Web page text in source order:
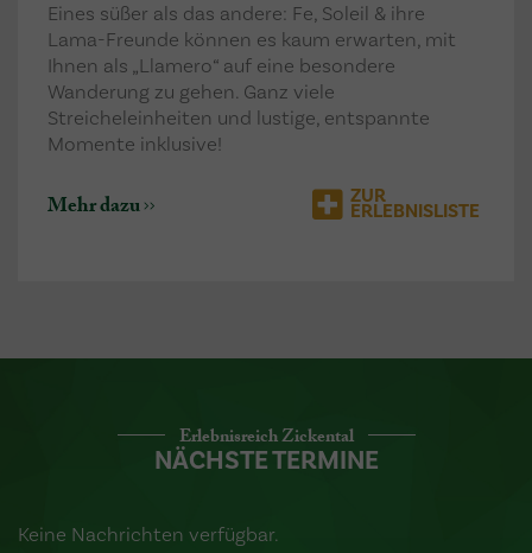
Eines süßer als das andere: Fe, Soleil & ihre
Lama-Freunde können es kaum erwarten, mit
Ihnen als „Llamero“ auf eine besondere
Wanderung zu gehen. Ganz viele
Streicheleinheiten und lustige, entspannte
Momente inklusive!
Mehr dazu ZUR
ERLEBNISLISTE
Erlebnisreich Zickental
NÄCHSTE TERMINE
Keine Nachrichten verfügbar.